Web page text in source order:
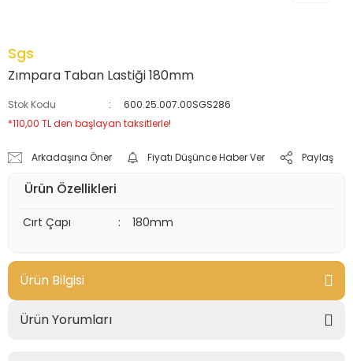
Sgs
Zımpara Taban Lastiği 180mm
Stok Kodu
600.25.007.00SGS286
*110,00 TL den başlayan taksitlerle!
Arkadaşına Öner Fiyatı Düşünce Haber Ver Paylaş
Ürün Özellikleri
Cırt Çapı : 180mm
Ürün Bilgisi
Ürün Yorumları